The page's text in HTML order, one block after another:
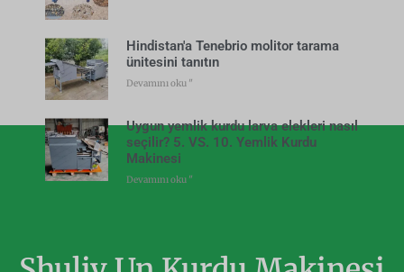
Hindistan'a Tenebrio molitor tarama
ünitesini tanıtın
Devamını oku "
Uygun yemlik kurdu larva elekleri nasıl
seçilir? 5. VS. 10. Yemlik Kurdu
Makinesi
Devamını oku "